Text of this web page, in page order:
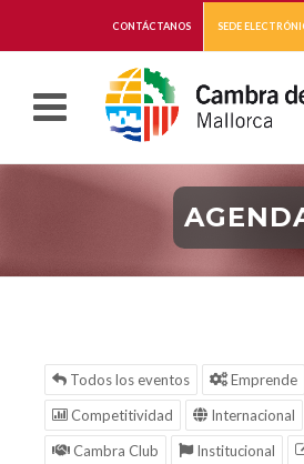
CONTÁCTANOS SEDE
Todos los eventos Emprende
Competitividad
Internacional
Cambra Club
Institucional